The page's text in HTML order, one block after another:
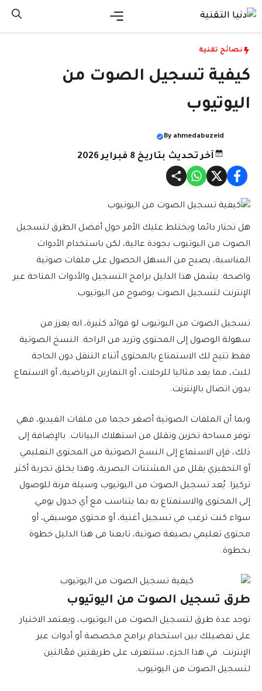
انتقل
نصائح تقنية
كيفية تسجيل الصوت من
اليوتيوب
By ahmedabuzeid
آخر تحديث بتاريخ 8 فبراير 2026
هل تحتار دائما ويختلط عليك الأمر حول أفضل الطرق لتسجيل
الصوت من اليوتيوب بجودة عالية، لكن باستخدام الأدوات
المناسبة، يصبح من السهل الحصول على ملفات صوتية
واضحة. يشمل هذا الدليل برامج التسجيل والأدوات المتاحة عبر
الإنترنت لتسجيل الصوت بوضوح من اليوتيوب.
تسجيل الصوت من اليوتيوب لو فوائد كثيرة، انه يعزز من
سهولة الوصول إلى المحتوى وتزيد من الراحة. النسخ الصوتية
فقط تتيح لك الاستمتاع بالمحتوى أثناء التنقل دون الحاجة
للبث، مما يعد مثاليا للرحلات، أو التمارين الرياضية، أو الاستماع
بدون اتصال بالإنترنت.
وبما أن الملفات الصوتية أصغر حجما من ملفات الفيديو، فهي
توفر مساحة تخزين وتقلل من استهلاك البيانات. بالإضافة إلى
ذلك، فإن الاستماع إلى النسخ الصوتية من المحتوى التعليمي
أو التحفيزي يقلل من المشتتات البصرية، وهذا يخلق تجربة أكثر
تركيزا. يُعد تسجيل الصوت من اليوتيوب وسيلة مرنة للوصول
إلى المحتوى والاستمتاع به بما يتناسب مع أي جدول يومي.
سواء كنت ترغب في تسجيل أغنية، أو محتوى موسيقي، أو
محتوى تعليمي بصيغة صوتية، تابعنا فى هذا الدليل خطوة
بخطوة.
طرق تسجيل الصوت من اليوتيوب
توجد عدة طرق لتسجيل الصوت من اليوتيوب، ويعتمد الاختيار
على تفضيلك بين استخدام برامج مخصصة أو أدوات عبر
الإنترنت. في هذا الجزء، ستتعرف على طريقتين فعّالتين
لتسجيل الصوت من اليوتيوب.